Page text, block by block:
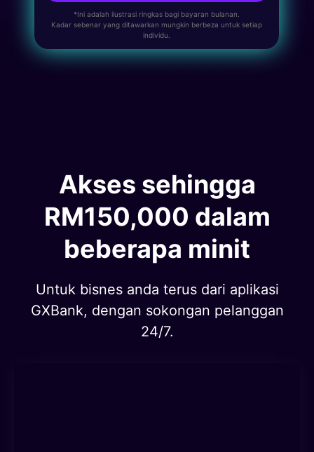
*Ini adalah ilustrasi ringkas bagi bayaran bulanan.
Kadar sebenar yang ditawarkan mungkin berbeza untuk setiap
individu.
Akses sehingga
RM150,000 dalam
beberapa minit
Untuk bisnes anda terus dari aplikasi
GXBank, dengan sokongan pelanggan
24/7.